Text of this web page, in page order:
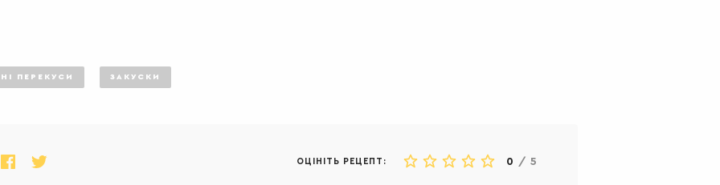
ПЕРЕКУСИ ЗАКУСКИ
ОЦІНІТЬ РЕЦЕПТ: 0 / 5